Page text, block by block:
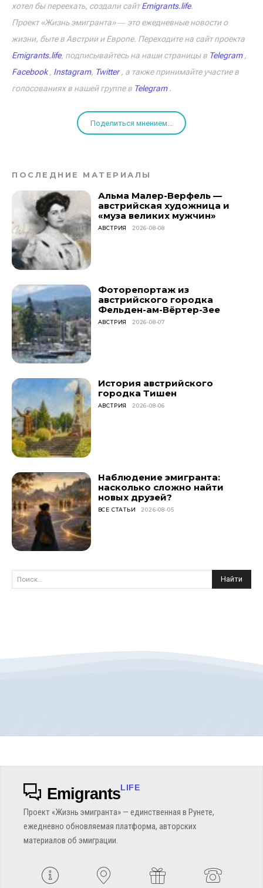
хотел бы переехать, создали сайтEmigrants.life.
Проект «Жизнь эмигранта» ― это ежедневные новости о
жизни, быте в Австрии и Европе. Переходите на сайт проекта
Emigrants.life, подписывайтесь на наши страницы в Telegram,
Facebook, Instagram, Twitter, а также принимайте участие в
голосованиях в нашей группе в Telegram.
Поделиться мнением...
ПОСЛЕДНИЕ МАТЕРИАЛЫ
Альма Малер-Верфель —
австрийская художница и
«муза великих мужчин»
АВСТРИЯ 2026-08-08
Фоторепортаж из
австрийского городка
Фельден-ам-Вёртер-Зее
АВСТРИЯ 2026-08-07
История австрийского
городка Тишен
АВСТРИЯ 2026-08-06
Наблюдение эмигранта:
насколько сложно найти
новых друзей?
ВСЕ СТАТЬИ 2026-08-05
Поиск... Найти
EmigrantsLIFE
Проект «Жизнь эмигранта» — единственная в Рунете,
ежедневно обновляемая платформа, авторских
материалов об эмиграции.